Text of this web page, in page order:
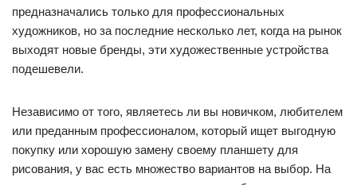
предназначались только для профессиональных
художников, но за последние несколько лет, когда на рынок
выходят новые бренды, эти художественные устройства
подешевели.
Независимо от того, являетесь ли вы новичком, любителем
или преданным профессионалом, который ищет выгодную
покупку или хорошую замену своему планшету для
рисования, у вас есть множество вариантов на выбор. На